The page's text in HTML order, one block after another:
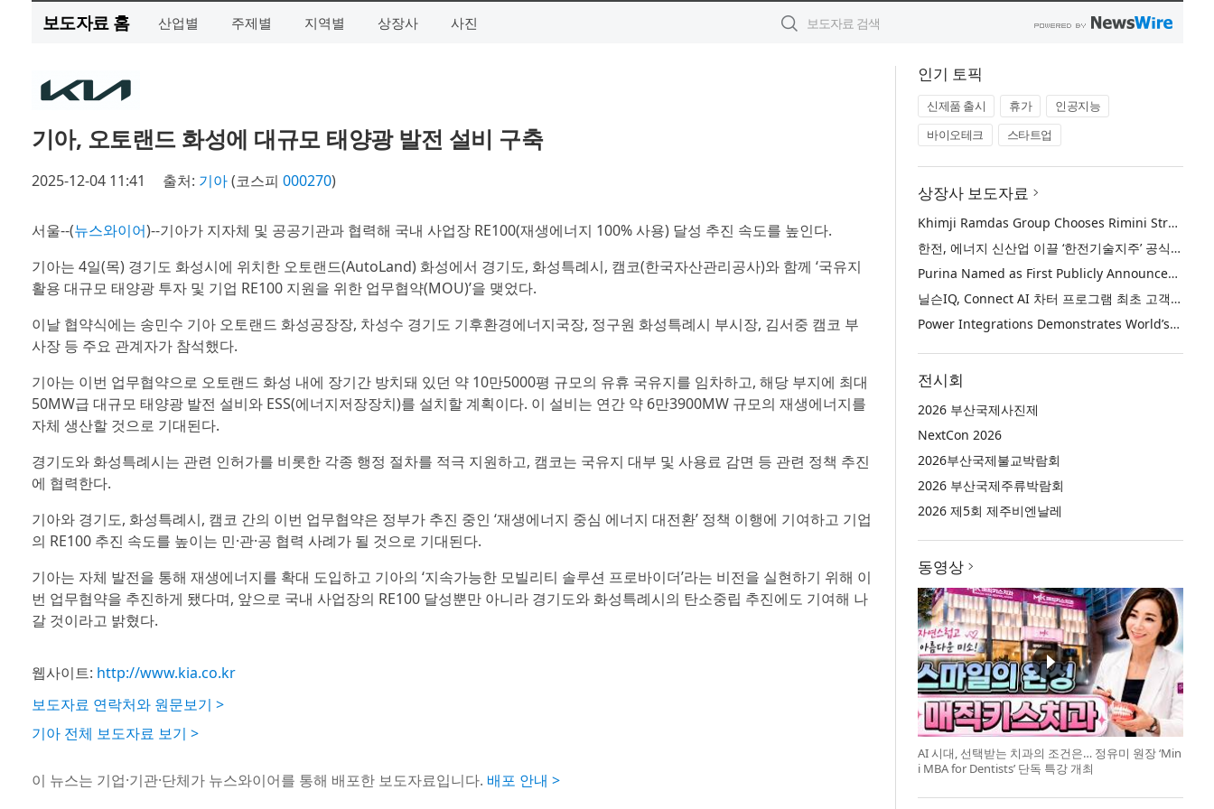
보도자료 홈 산업별 주제별 지역별 상장사 사진
기아, 오토랜드 화성에 대규모 태양광 발전 설비 구축
2025-12-04 11:41 출처: 기아(코스피 000270)
서울--(뉴스와이어)--기아가 지자체 및 공공기관과 협력해 국내 사업장 RE100(재생에너지 100% 사용) 달성 추진 속도를 높인다.
기아는 4일(목) 경기도 화성시에 위치한 오토랜드(AutoLand) 화성에서 경기도, 화성특례시, 캠코(한국자산관리공사)와 함께 ‘국유지
활용 대규모 태양광 투자 및 기업 RE100 지원을 위한 업무협약(MOU)’을 맺었다.
이날 협약식에는 송민수 기아 오토랜드 화성공장장, 차성수 경기도 기후환경에너지국장, 정구원 화성특례시 부시장, 김서중 캠코 부
사장 등 주요 관계자가 참석했다.
기아는 이번 업무협약으로 오토랜드 화성 내에 장기간 방치돼 있던 약 10만5000평 규모의 유휴 국유지를 임차하고, 해당 부지에 최대
50MW급 대규모 태양광 발전 설비와 ESS(에너지저장장치)를 설치할 계획이다. 이 설비는 연간 약 6만3900MW 규모의 재생에너지를
자체 생산할 것으로 기대된다.
경기도와 화성특례시는 관련 인허가를 비롯한 각종 행정 절차를 적극 지원하고, 캠코는 국유지 대부 및 사용료 감면 등 관련 정책 추진
에 협력한다.
기아와 경기도, 화성특례시, 캠코 간의 이번 업무협약은 정부가 추진 중인 ‘재생에너지 중심 에너지 대전환’ 정책 이행에 기여하고 기업
의 RE100 추진 속도를 높이는 민·관·공 협력 사례가 될 것으로 기대된다.
기아는 자체 발전을 통해 재생에너지를 확대 도입하고 기아의 ‘지속가능한 모빌리티 솔루션 프로바이더’라는 비전을 실현하기 위해 이
번 업무협약을 추진하게 됐다며, 앞으로 국내 사업장의 RE100 달성뿐만 아니라 경기도와 화성특례시의 탄소중립 추진에도 기여해 나
갈 것이라고 밝혔다.
웹사이트: http://www.kia.co.kr
보도자료 연락처와 원문보기 >
기아 전체 보도자료 보기 >
이 뉴스는 기업·기관·단체가 뉴스와이어를 통해 배포한 보도자료입니다. 배포 안내 >
인기 토픽
신제품 출시 휴가
인공지능
바이오테크
스타트업
상장사 보도자료
Khimji Ramdas Group Chooses Rimini Street to Reduce SAP Support Costs, Protect 700+ Customizations and Reinvest Savings in Innovation
한전, 에너지 신산업 이끌 ‘한전기술지주’ 공식 출범
Purina Named as First Publicly Announced NIQ ConnectAI Charter Client
닐슨IQ, Connect AI 차터 프로그램 최초 고객사 ‘퓨리나’ 선정
Power Integrations Demonstrates World’s First 2200 V GaN Technology for Next-Era High-Voltage Power Systems
전시회
2026 부산국제사진제
NextCon 2026
2026부산국제불교박람회
2026 부산국제주류박람회
2026 제5회 제주비엔날레
동영상
AI 시대, 선택받는 치과의 조건은… 정유미 원장 ‘Min
i MBA for Dentists’ 단독 특강 개최